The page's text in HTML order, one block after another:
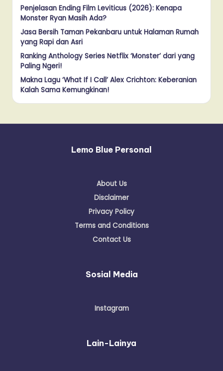
Penjelasan Ending Film Leviticus (2026): Kenapa
Monster Ryan Masih Ada?
Jasa Bersih Taman Pekanbaru untuk Halaman Rumah
yang Rapi dan Asri
Ranking Anthology Series Netflix ‘Monster’ dari yang
Paling Ngeri!
Makna Lagu ‘What If I Call’ Alex Crichton: Keberanian
Kalah Sama Kemungkinan!
Lemo Blue Personal
About Us
Disclaimer
Privacy Policy
Terms and Conditions
Contact Us
Sosial Media
Instagram
Lain-Lainya